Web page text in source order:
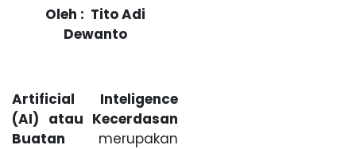
Oleh : Tito Adi
Dewanto
Artificial Inteligence
(AI) atau Kecerdasan
Buatan merupakan